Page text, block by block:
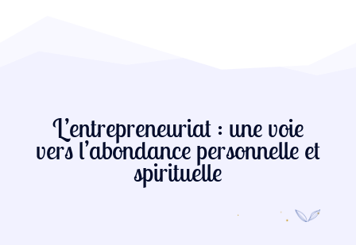
L’entrepreneuriat : une voie
vers l’abondance personnelle et
spirituelle